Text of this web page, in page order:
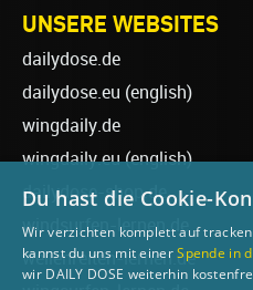
UNSERE WEBSITES
dailydose.de
dailydose.eu (english)
wingdaily.de
wingdaily.eu(english)
dailydose-shop.de
windsurfen-lernen.de
wellenreiten-lernen.de
Du hast die Cookie-
Wir verzichten komplett auf
kannst du uns mit einerSpende in
wir DAILY DOSE weiterhin